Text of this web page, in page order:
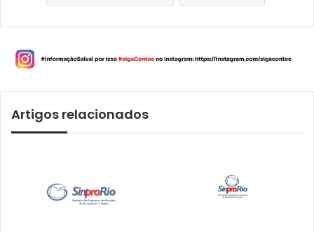
Artigos relacionados